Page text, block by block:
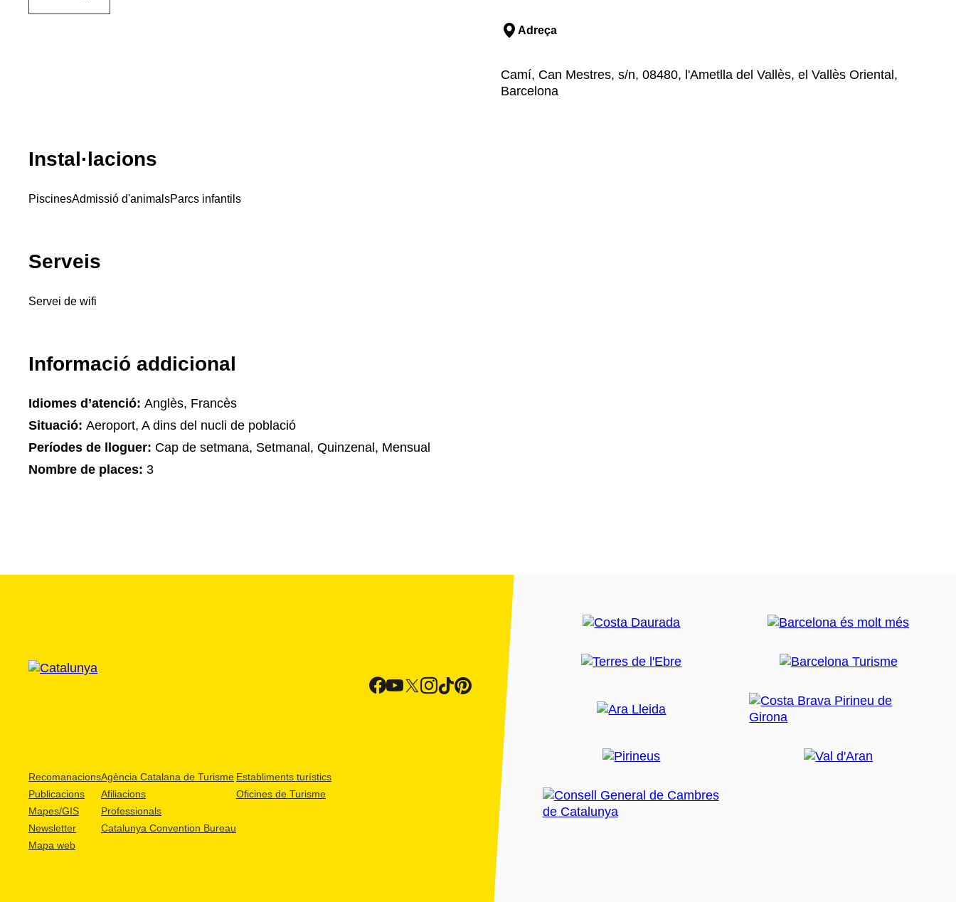
Adreça
Camí, Can Mestres, s/n, 08480, l'Ametlla del Vallès, el Vallès Oriental,
Barcelona
Instal·lacions
PiscinesAdmissió d'animalsParcs infantils
Serveis
Servei de wifi
Informació addicional
Idiomes d’atenció: Anglès, Francès
Situació: Aeroport, A dins del nucli de població
Períodes de lloguer: Cap de setmana, Setmanal, Quinzenal, Mensual
Nombre de places: 3
Recomanacions
Publicacions
Mapes/GIS
Newsletter
Mapa web
Agència Catalana de Turisme
Afiliacions
Professionals
Catalunya Convention Bureau
Establiments turístics
Oficines de Turisme